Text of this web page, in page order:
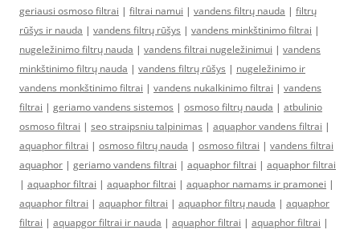
geriausi osmoso filtrai | filtrai namui | vandens filtrų nauda | filtrų
rūšys ir nauda | vandens filtrų rūšys | vandens minkštinimo filtrai |
nugeležinimo filtrų nauda | vandens filtrai nugeležinimui | vandens
minkštinimo filtrų nauda | vandens filtrų rūšys | nugeležinimo ir
vandens monkštinimo filtrai | vandens nukalkinimo filtrai | vandens
filtrai | geriamo vandens sistemos | osmoso filtrų nauda | atbulinio
osmoso filtrai | seo straipsniu talpinimas | aquaphor vandens filtrai |
aquaphor filtrai | osmoso filtrų nauda | osmoso filtrai | vandens filtrai
aquaphor | geriamo vandens filtrai | aquaphor filtrai | aquaphor filtrai
| aquaphor filtrai | aquaphor filtrai | aquaphor namams ir pramonei |
aquaphor filtrai | aquaphor filtrai | aquaphor filtrų nauda | aquaphor
filtrai | aquapgor filtrai ir nauda | aquaphor filtrai | aquaphor filtrai |